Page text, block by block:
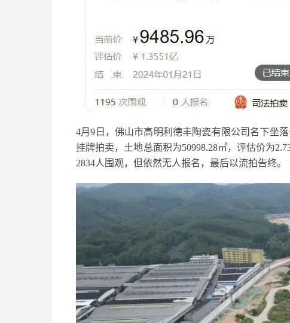
4月9日，佛山市高明利德丰陶瓷有限公司名下坐
挂牌拍卖，土地总面积为50998.28㎡，评估价为
2834人围观，但依然无人报名，最后以流拍告终。